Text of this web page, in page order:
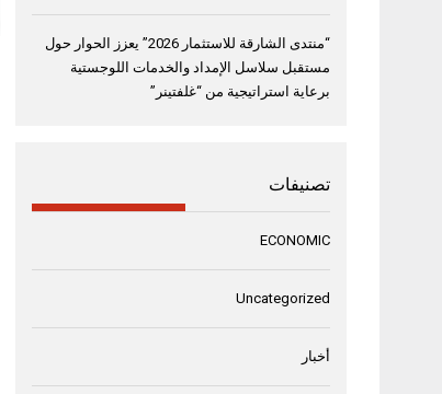
“منتدى الشارقة للاستثمار 2026” يعزز الحوار حول
مستقبل سلاسل الإمداد والخدمات اللوجستية
برعاية استراتيجية من “غلفتينر”
تصنيفات
ECONOMIC
Uncategorized
أخبار